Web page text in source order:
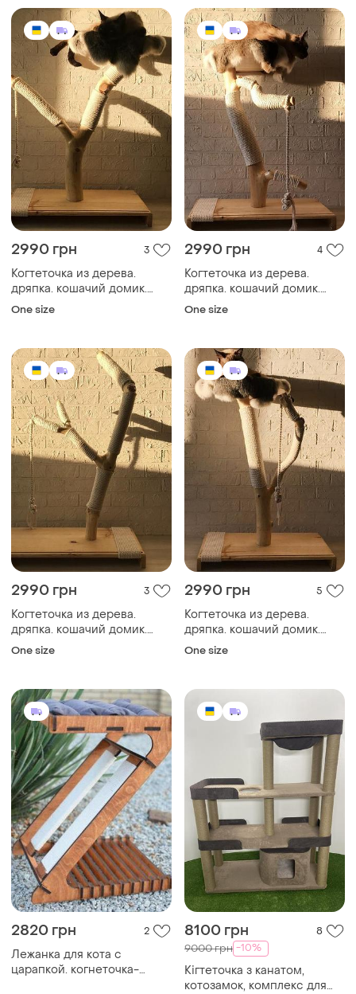
2990 грн 3
Когтеточка из дерева.
дряпка. кошачий домик.
эко-когтеточка. премиум
One size
2990 грн 4
Когтеточка из дерева.
дряпка. кошачий домик.
эко-когтеточка. премиум
One size
2990 грн 3
Когтеточка из дерева.
дряпка. кошачий домик.
эко-когтеточка. премиум
One size
2990 грн 5
Когтеточка из дерева.
дряпка. кошачий домик.
эко-когтеточка. премиум
One size
2820 грн 2
Лежанка для кота с
царапкой. когнеточка-
8100 грн 8
9000 грн -10%
Кігтеточка з канатом,
котозамок, комплекс для